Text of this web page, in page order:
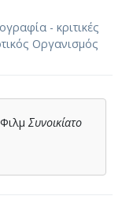
- κριτικές
Οργανισμός
Συνοικίατο